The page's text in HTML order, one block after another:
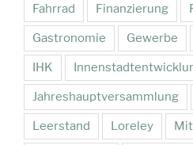
Fahrrad Finanzierung
Gastronomie Gewerbe
IHK
Jahreshauptversammlung
Leerstand Loreley